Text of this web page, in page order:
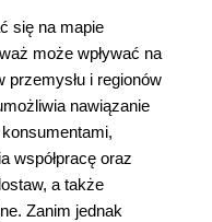
się na mapie
może wpływać na
przemysłu i regionów
nawiązanie
współpracę oraz
a także
Zanim jednak